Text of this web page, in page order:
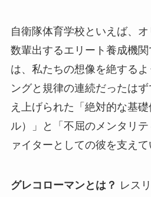
自衛隊体育学校といえば、
数輩出するエリート養成機
は、私たちの想像を絶する
ングと規律の連続だったは
え上げられた「絶対的な基
ル）」と「不屈のメンタリ
ァイターとしての彼を支えて
グレコローマンとは？ レス